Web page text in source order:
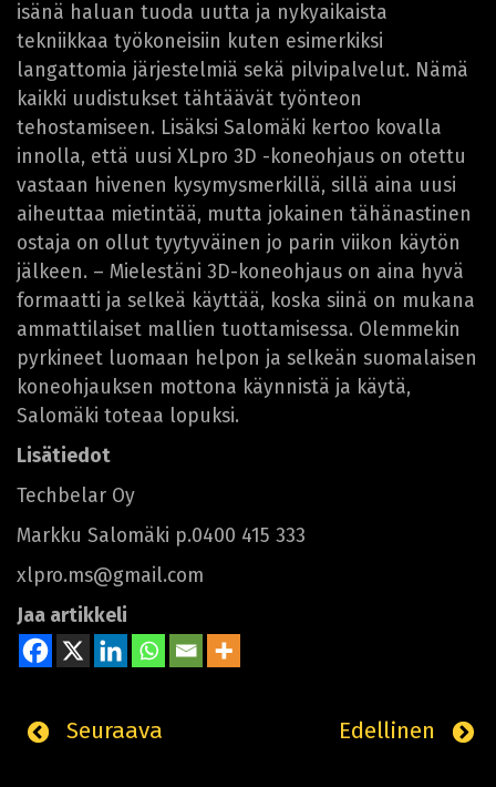
isänä haluan tuoda uutta ja nykyaikaista
tekniikkaa työkoneisiin kuten esimerkiksi
langattomia järjestelmiä sekä pilvipalvelut. Nämä
kaikki uudistukset tähtäävät työnteon
tehostamiseen. Lisäksi Salomäki kertoo kovalla
innolla, että uusi XLpro 3D -koneohjaus on otettu
vastaan hivenen kysymysmerkillä, sillä aina uusi
aiheuttaa mietintää, mutta jokainen tähänastinen
ostaja on ollut tyytyväinen jo parin viikon käytön
jälkeen. – Mielestäni 3D-koneohjaus on aina hyvä
formaatti ja selkeä käyttää, koska siinä on mukana
ammattilaiset mallien tuottamisessa. Olemmekin
pyrkineet luomaan helpon ja selkeän suomalaisen
koneohjauksen mottona käynnistä ja käytä,
Salomäki toteaa lopuksi.
Lisätiedot
Techbelar Oy
Markku Salomäki p.0400 415 333
xlpro.ms@gmail.com
Jaa artikkeli
Edellinen
Seuraava